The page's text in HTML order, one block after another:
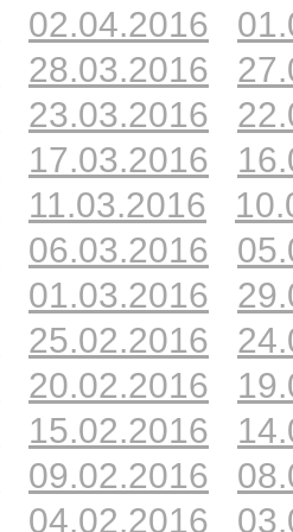
02.04.2016
28.03.2016
23.03.2016
17.03.2016
11.03.2016
06.03.2016
01.03.2016
25.02.2016
20.02.2016
15.02.2016
09.02.2016
04.02.2016